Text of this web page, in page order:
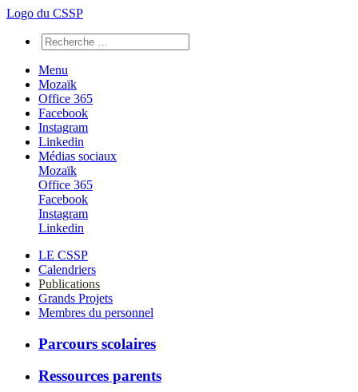
Logo du CSSP
Menu
Mozaïk
Office 365
Facebook
Instagram
Linkedin
Médias sociaux
Mozaïk
Office 365
Facebook
Instagram
Linkedin
LE CSSP
Calendriers
Publications
Grands Projets
Membres du personnel
Parcours scolaires
Ressources parents